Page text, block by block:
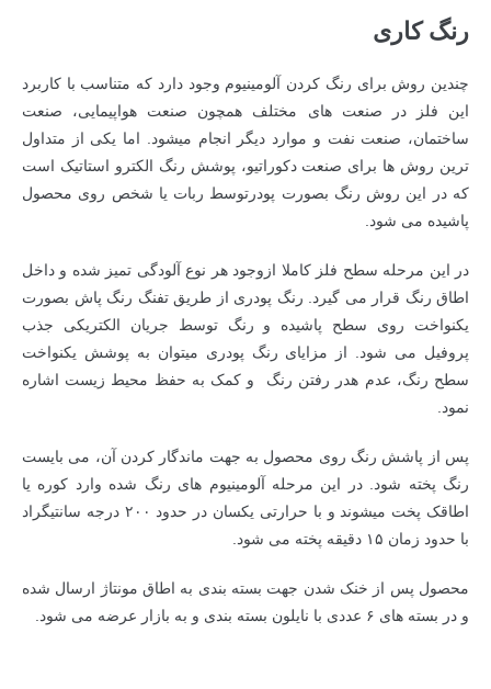
رنگ کاری
چندین روش برای رنگ کردن آلومینیوم وجود دارد که متناسب با کاربرد
این فلز در صنعت های مختلف همچون صنعت هواپیمایی، صنعت
ساختمان، صنعت نفت و موارد دیگر انجام میشود. اما یکی از متداول
ترین روش ها برای صنعت دکوراتیو، پوشش رنگ الکترو استاتیک است
که در این روش رنگ بصورت پودرتوسط ربات یا شخص روی محصول
پاشیده می شود.
در این مرحله سطح فلز کاملا ازوجود هر نوع آلودگی تمیز شده و داخل
اطاق رنگ قرار می گیرد. رنگ پودری از طریق تفنگ رنگ پاش بصورت
یکنواخت روی سطح پاشیده و رنگ توسط جریان الکتریکی جذب
پروفیل می شود. از مزایای رنگ پودری میتوان به پوشش یکنواخت
سطح رنگ، عدم هدر رفتن رنگ و کمک به حفظ محیط زیست اشاره
نمود.
پس از پاشش رنگ روی محصول به جهت ماندگار کردن آن، می بایست
رنگ پخته شود. در این مرحله آلومینیوم های رنگ شده وارد کوره یا
اطاقک پخت میشوند و با حرارتی یکسان در حدود ۲۰۰ درجه سانتیگراد
با حدود زمان ۱۵ دقیقه پخته می شود.
محصول پس از خنک شدن جهت بسته بندی به اطاق مونتاژ ارسال شده
و در بسته های ۶ عددی با نایلون بسته بندی و به بازار عرضه می شود.